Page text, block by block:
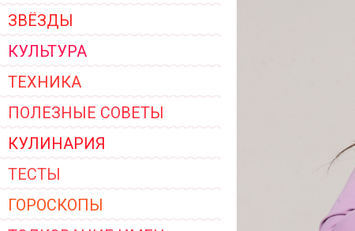
ЗВЁЗДЫ
КУЛЬТУРА
ТЕХНИКА
ПОЛЕЗНЫЕ СОВЕТЫ
КУЛИНАРИЯ
ТЕСТЫ
ГОРОСКОПЫ